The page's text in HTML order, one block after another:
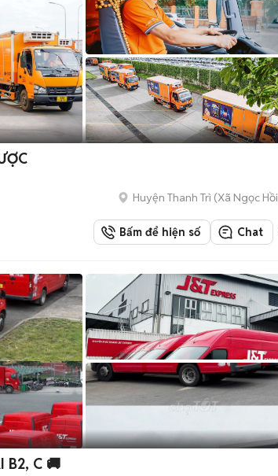
Huyện Thanh Trì (Xã Ngọc Hồi
Bấm để hiện số Chat
B2, C 🚚